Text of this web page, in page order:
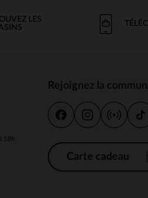
de confidentialité, en
LES
18h
Rejoignez la
Carte cadeau